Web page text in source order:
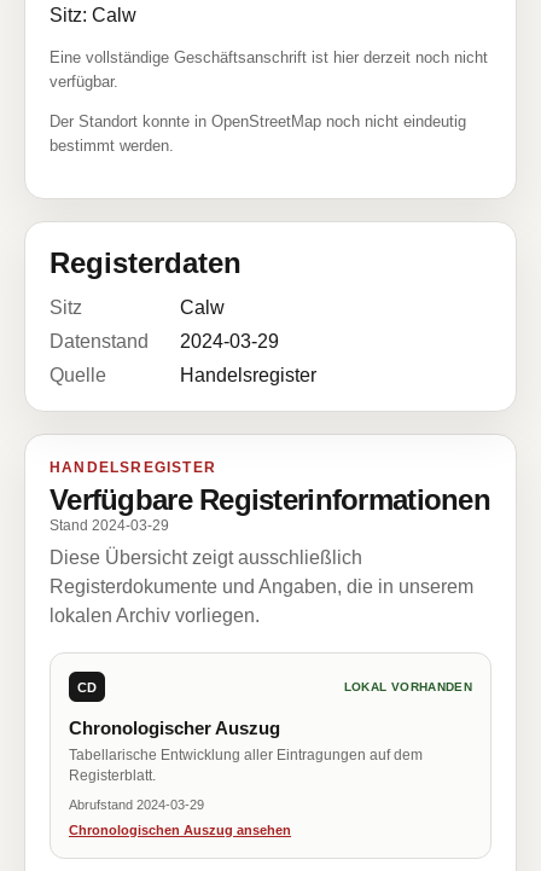
Sitz: Calw
Eine vollständige Geschäftsanschrift ist hier derzeit noch nicht
verfügbar.
Der Standort konnte in OpenStreetMap noch nicht eindeutig
bestimmt werden.
Registerdaten
Sitz
Calw
Datenstand
2024-03-29
Quelle
Handelsregister
HANDELSREGISTER
Verfügbare Registerinformationen
Stand 2024-03-29
Diese Übersicht zeigt ausschließlich
Registerdokumente und Angaben, die in unserem
lokalen Archiv vorliegen.
CD LOKAL VORHANDEN
Chronologischer Auszug
Tabellarische Entwicklung aller Eintragungen auf dem
Registerblatt.
Abrufstand 2024-03-29
Chronologischen Auszug ansehen